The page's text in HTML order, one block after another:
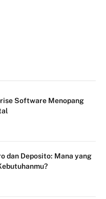
Software Menopang
dan Deposito: Mana yang